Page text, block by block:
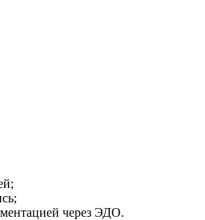
через ЭДО.